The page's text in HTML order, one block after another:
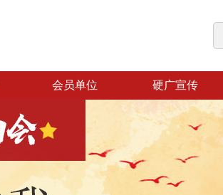
会员单位 硬广宣传